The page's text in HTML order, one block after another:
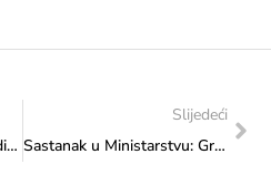
Ispraćaj u penziju dugogodišnje uposlenice Zavoda za zaštitu spomenika u sastavu Ministarstva, Amre Hadžihasanović
Slijedeći
Sastanak u Ministarstvu: Gradonačelnik Goražda, Ernest Imamović i direktor Centra za kulturu Goražde, Jasmin Bešlija predstavili kulturne aktivnosti Goražda